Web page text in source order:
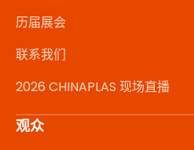
历届展会
联系我们
2026 CHINAPLAS 现场直播
观众